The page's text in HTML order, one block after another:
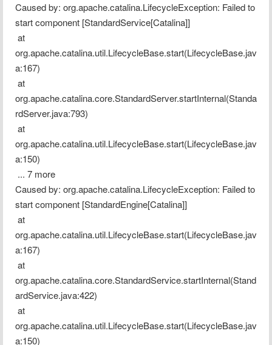
Caused by: org.apache.catalina.LifecycleException: Failed to
start component [StandardService[Catalina]]
org.apache.catalina.util.LifecycleBase.start(LifecycleBase.jav
a:167)
org.apache.catalina.core.StandardServer.startInternal(Standa
rdServer.java:793)
org.apache.catalina.util.LifecycleBase.start(LifecycleBase.jav
a:150)
... 7 more
Caused by: org.apache.catalina.LifecycleException: Failed to
start component [StandardEngine[Catalina]]
org.apache.catalina.util.LifecycleBase.start(LifecycleBase.jav
a:167)
org.apache.catalina.core.StandardService.startInternal(Stand
ardService.java:422)
org.apache.catalina.util.LifecycleBase.start(LifecycleBase.jav
a:150)